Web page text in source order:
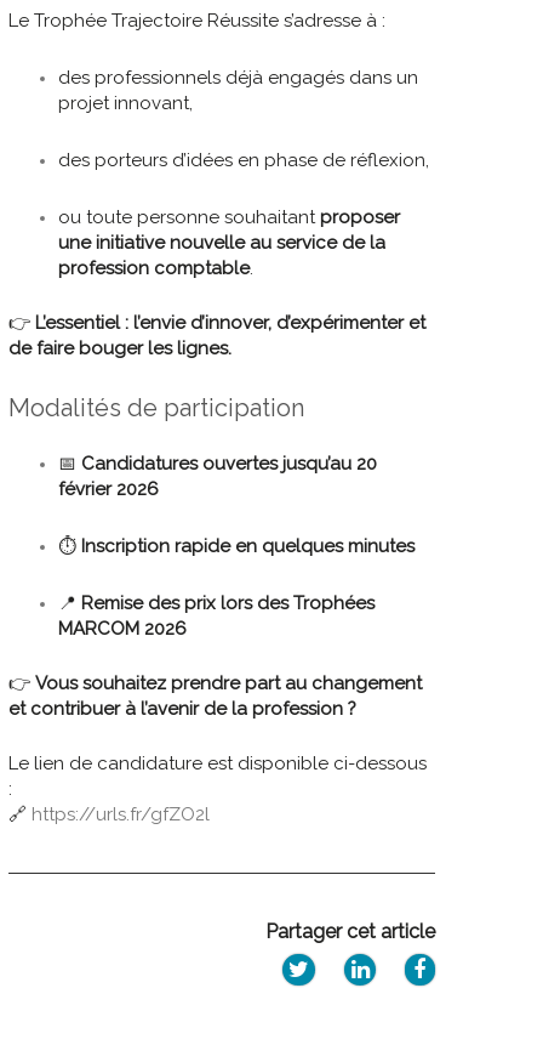
Le Trophée Trajectoire Réussite s’adresse à :
des professionnels déjà engagés dans un
projet innovant,
des porteurs d’idées en phase de réflexion,
ou toute personne souhaitantproposer
une initiative nouvelle au service de la
profession comptable.
👉 L’essentiel : l’envie d’innover, d’expérimenter et
de faire bouger les lignes.
Modalités de participation
📅 Candidatures ouvertes jusqu’au 20
février 2026
⏱️ Inscription rapide en quelques minutes
📍 Remise des prix lors des Trophées
MARCOM 2026
👉Vous souhaitez prendre part au changement
et contribuer à l’avenir de la profession ?
Le lien de candidature est disponible ci-dessous
:
🔗 https://urls.fr/gfZO2l
Partager cet article